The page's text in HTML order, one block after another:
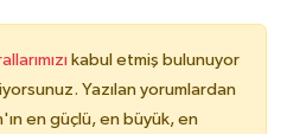
kabul etmiş bulunuyor
Yazılan yorumlardan
en güçlü, en büyük, en